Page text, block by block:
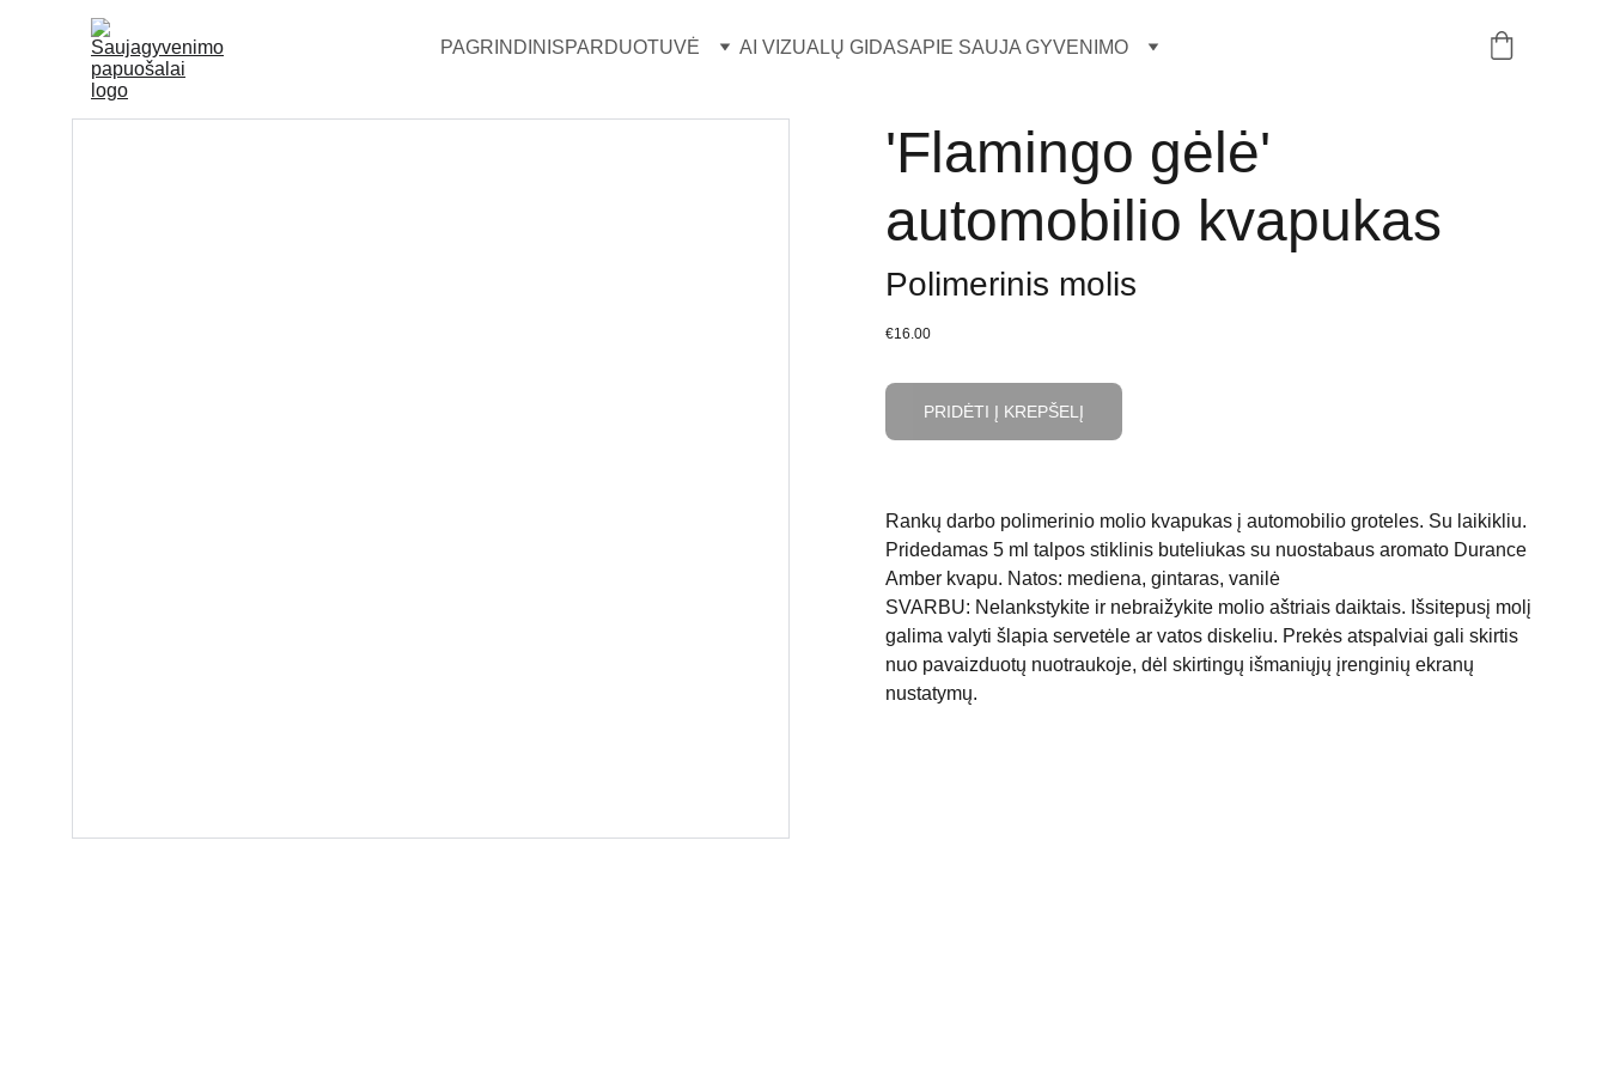
PAGRINDINISPARDUOTUVĖ AI VIZUALŲ GIDASAPIE SAUJA GYVENIMO
'Flamingo gėlė'
automobilio kvapukas
Polimerinis molis
€16.00
PRIDĖTI Į KREPŠELĮ
Rankų darbo polimerinio molio kvapukas į automobilio groteles. Su laikikliu.
Pridedamas 5 ml talpos stiklinis buteliukas su nuostabaus aromato Durance
Amber kvapu. Natos: mediena, gintaras, vanilė
SVARBU: Nelankstykite ir nebraižykite molio aštriais daiktais. Išsitepusį molį
galima valyti šlapia servetėle ar vatos diskeliu. Prekės atspalviai gali skirtis
nuo pavaizduotų nuotraukoje, dėl skirtingų išmaniųjų įrenginių ekranų
nustatymų.